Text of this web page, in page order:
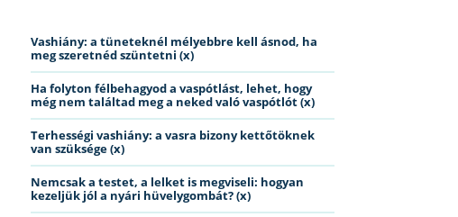
Vashiány: a tüneteknél mélyebbre kell ásnod, ha
meg szeretnéd szüntetni (x)
Ha folyton félbehagyod a vaspótlást, lehet, hogy
még nem találtad meg a neked való vaspótlót (x)
Terhességi vashiány: a vasra bizony kettőtöknek
van szüksége (x)
Nemcsak a testet, a lelket is megviseli: hogyan
kezeljük jól a nyári hüvelygombát? (x)